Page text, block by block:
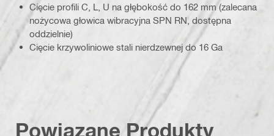
Cięcie profili C, L, U na głębokość do 162 mm (zalecana
nożycowa głowica wibracyjna SPN RN, dostępna
oddzielnie)
Cięcie krzywoliniowe stali nierdzewnej do 16 Ga
Powiązane Produkty